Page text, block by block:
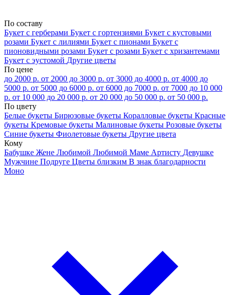
По составу
Букет с герберами Букет с гортензиями Букет с кустовыми
розами Букет с лилиями Букет с пионами Букет с
пионовидными розами Букет с розами Букет с хризантемами
Букет с эустомой Другие цветы
По цене
до 2000 р. от 2000 до 3000 р. от 3000 до 4000 р. от 4000 до
5000 р. от 5000 до 6000 р. от 6000 до 7000 р. от 7000 до 10 000
р. от 10 000 до 20 000 р. от 20 000 до 50 000 р. от 50 000 р.
По цвету
Белые букеты Бирюзовые букеты Коралловые букеты Красные
букеты Кремовые букеты Малиновые букеты Розовые букеты
Синие букеты Фиолетовые букеты Другие цвета
Кому
Бабушке Жене Любимой Любимой Маме Артисту Девушке
Мужчине Подруге Цветы близким В знак благодарности
Моно